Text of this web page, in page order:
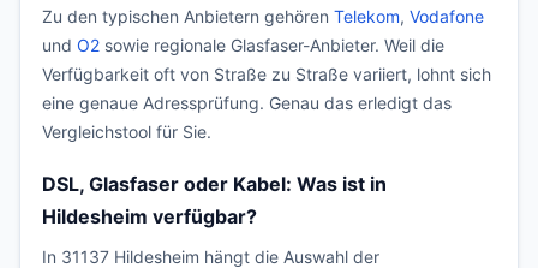
Zu den typischen Anbietern gehören Telekom, Vodafone
und O2 sowie regionale Glasfaser-Anbieter. Weil die
Verfügbarkeit oft von Straße zu Straße variiert, lohnt sich
eine genaue Adressprüfung. Genau das erledigt das
Vergleichstool für Sie.
DSL, Glasfaser oder Kabel: Was ist in
Hildesheim verfügbar?
In 31137 Hildesheim hängt die Auswahl der